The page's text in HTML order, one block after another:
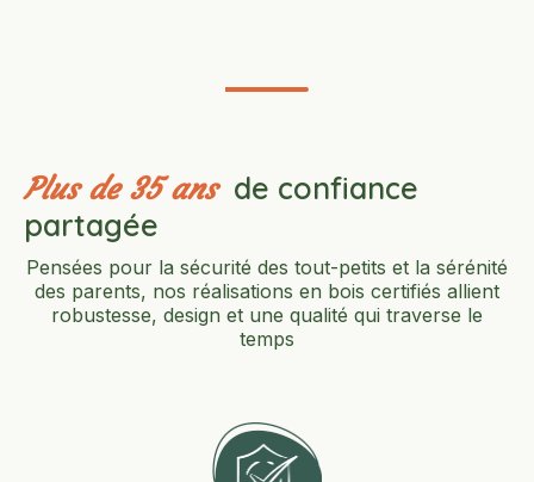
Plus de 35 ansde confiance
partagée
Pensées pour la sécurité des tout-petits et la sérénité
des parents, nos réalisations en bois certifiés allient
robustesse, design et une qualité qui traverse le
temps